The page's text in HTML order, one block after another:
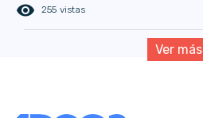
remove_red_eye 255 vistas
Ver más